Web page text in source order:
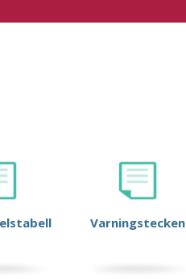
Varningstecken